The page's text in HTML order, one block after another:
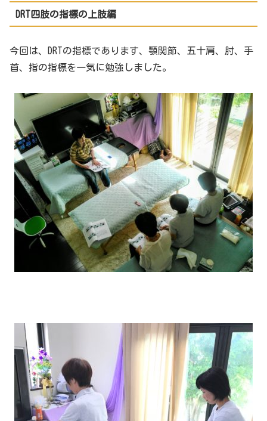
DRT四肢の指標の上肢編
今回は、DRTの指標であります、顎関節、五十肩、肘、手
首、指の指標を一気に勉強しました。